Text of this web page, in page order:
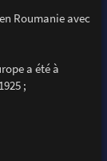
Roumanie avec
a été à
;